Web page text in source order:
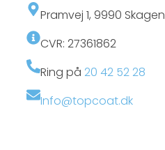
​Pramvej 1, ​9990 Skagen
CVR: 27361862
Ring på 20 42 52 28
Info@topcoat.dk